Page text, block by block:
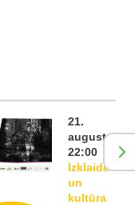
21.
augusts,
22:00
Izklaide
un
kultūra